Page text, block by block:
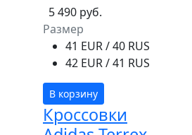
5 490 руб.
Размер
41 EUR / 40 RUS
42 EUR / 41 RUS
В корзину
Кроссовки